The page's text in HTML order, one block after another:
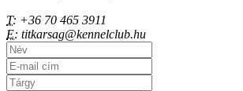
T: +36 70 465 3911
E: titkarsag@kennelclub.hu